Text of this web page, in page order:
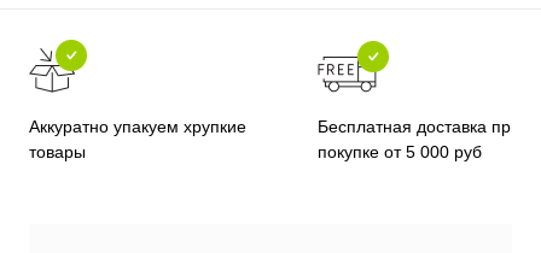
Аккуратно упакуем хрупкие
товары
Бесплатная доставка при
покупке от 5 000 руб